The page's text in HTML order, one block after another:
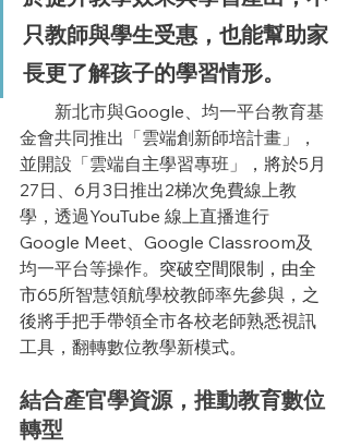
只教師與學生受惠，也能幫助家
長更了解孩子的學習情形。
金會共同推出「雲端創新師培計畫」，
並開設「雲端自主學習專班」
，將於5月
27日、6月3日推出2梯次免費線上教
學，透過YouTube 線上直播進行
Google Meet、Google Classroom及
均一平台等操作。 突破空間限制，由全
市65所智慧領航學校教師率先參與，之
後將手把手帶領全市各校老師熟悉視訊
工具，翻轉數位教學新模式。
結合產官學資源，推動教育數位
轉型